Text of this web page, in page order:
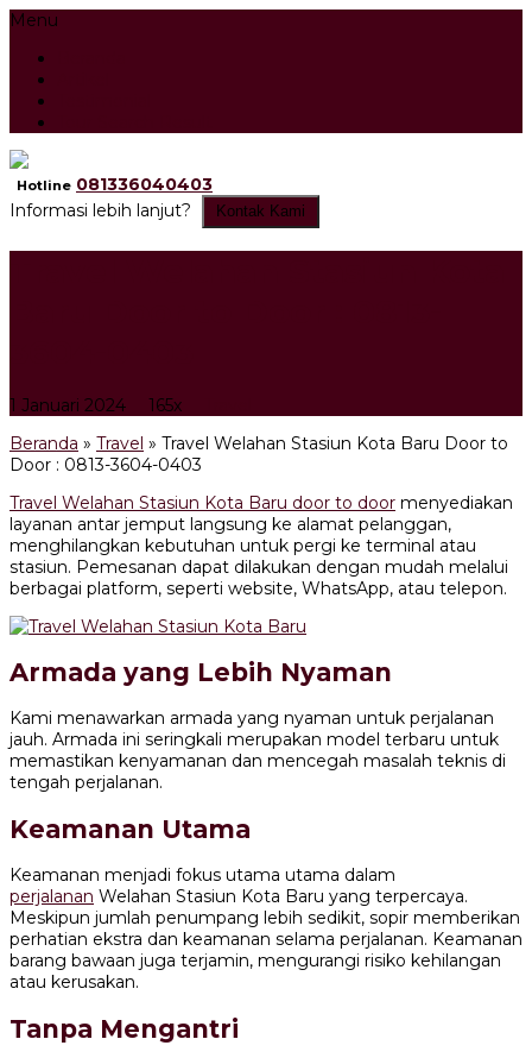
Menu
Hotline 081336040403
Informasi lebih lanjut?
Kontak Kami
1 Januari 2024 165x
Beranda » Travel » Travel Welahan Stasiun Kota Baru Door to
Door : 0813-3604-0403
Travel Welahan Stasiun Kota Baru door to door menyediakan
layanan antar jemput langsung ke alamat pelanggan,
menghilangkan kebutuhan untuk pergi ke terminal atau
stasiun. Pemesanan dapat dilakukan dengan mudah melalui
berbagai platform, seperti website, WhatsApp, atau telepon.
Armada yang Lebih Nyaman
Kami menawarkan armada yang nyaman untuk perjalanan
jauh. Armada ini seringkali merupakan model terbaru untuk
memastikan kenyamanan dan mencegah masalah teknis di
tengah perjalanan.
Keamanan Utama
Keamanan menjadi fokus utama utama dalam
perjalanan Welahan Stasiun Kota Baru yang terpercaya.
Meskipun jumlah penumpang lebih sedikit, sopir memberikan
perhatian ekstra dan keamanan selama perjalanan. Keamanan
barang bawaan juga terjamin, mengurangi risiko kehilangan
atau kerusakan.
Tanpa Mengantri